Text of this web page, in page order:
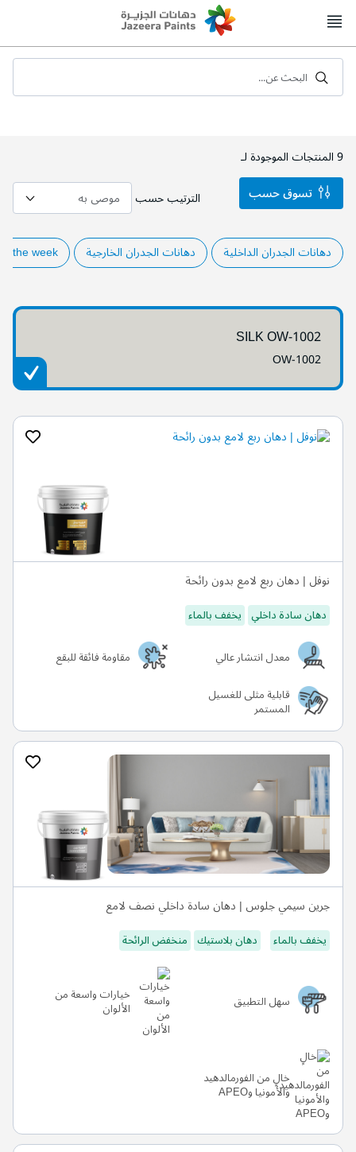
to
البحث عن...
9المنتجات الموجودة لـ
الترتيب حسب
دهانات الجدران الداخلية دهانات الجدران الخارجية the week
SILK OW-1002
OW-1002
نوفل | دهان ربع لامع بدون رائحة
دهان سادة داخلي يخفف بالماء
معدل انتشار عالي
مقاومة فائقة للبقع
قابلية مثلى للغسيل
المستمر
جرين سيمي جلوس | دهان سادة داخلي نصف لامع
يخفف بالماء دهان بلاستيك منخفض الرائحة
سهل التطبيق خيارات واسعة من
الألوان
خالٍ من الفورمالدهيد
والأمونيا وAPEO
تسوق حسب